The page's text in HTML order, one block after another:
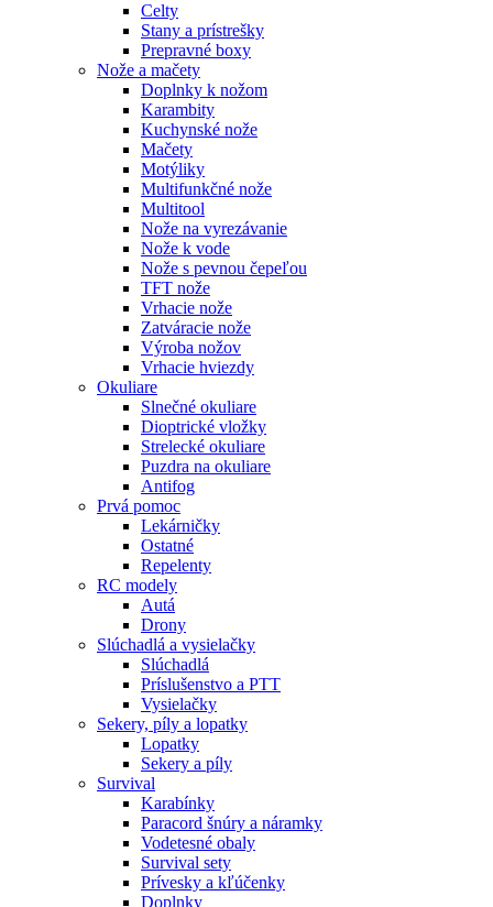
Celty
Stany a prístrešky
Prepravné boxy
Nože a mačety
Doplnky k nožom
Karambity
Kuchynské nože
Mačety
Motýliky
Multifunkčné nože
Multitool
Nože na vyrezávanie
Nože k vode
Nože s pevnou čepeľou
TFT nože
Vrhacie nože
Zatváracie nože
Výroba nožov
Vrhacie hviezdy
Okuliare
Slnečné okuliare
Dioptrické vložky
Strelecké okuliare
Puzdra na okuliare
Antifog
Prvá pomoc
Lekárničky
Ostatné
Repelenty
RC modely
Autá
Drony
Slúchadlá a vysielačky
Slúchadlá
Príslušenstvo a PTT
Vysielačky
Sekery, píly a lopatky
Lopatky
Sekery a píly
Survival
Karabínky
Paracord šnúry a náramky
Vodetesné obaly
Survival sety
Prívesky a kľúčenky
Doplnky